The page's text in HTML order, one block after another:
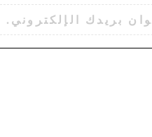
بريدك الإلكتروني.